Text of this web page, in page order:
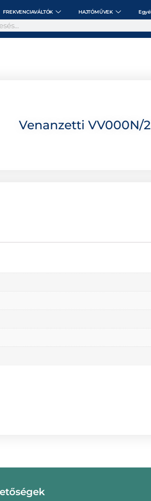
FREKVENCIAVÁLTÓK HAJTÓMŰVEK
Venanzetti VV000N/